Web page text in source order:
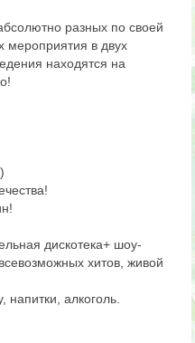
разных по своей
мероприятия в двух
находятся на
дискотека+ шоу-
хитов, живой
алкоголь.